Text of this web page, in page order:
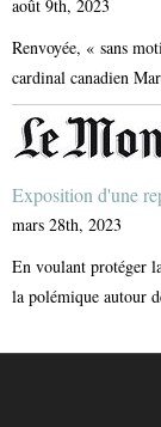
août 9th, 2023
Renvoyée, « sans
cardinal canadien
Exposition d'une
mars 28th, 2023
En voulant protéger
la polémique autour